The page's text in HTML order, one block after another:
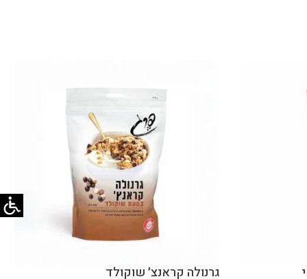
גרנולה קראנצ׳ שוקולד